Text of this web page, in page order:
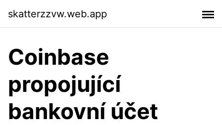
skatterzzvw.web.app
Coinbase
propojující
bankovní účet